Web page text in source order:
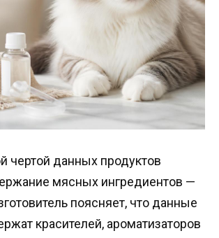
чертой данных продуктов
мясных ингредиентов —
поясняет, что данные
красителей, ароматизаторов